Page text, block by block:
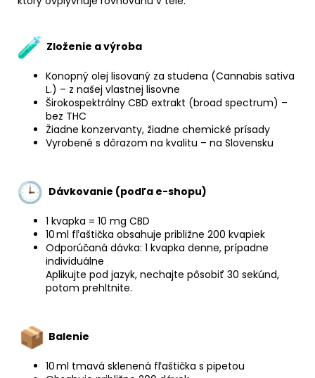
Zloženie a výroba
Konopný olej lisovaný za studena (Cannabis sativa
L.) – z našej vlastnej lisovne
Širokospektrálny CBD extrakt (broad spectrum) –
bez THC
Žiadne konzervanty, žiadne chemické prísady
Vyrobené s dôrazom na kvalitu – na Slovensku
Dávkovanie (podľa e-shopu)
1 kvapka = 10 mg CBD
10 ml fľaštička obsahuje približne 200 kvapiek
Odporúčaná dávka: 1 kvapka denne, prípadne
individuálne
Aplikujte pod jazyk, nechajte pôsobiť 30 sekúnd,
potom prehltnite.
Balenie
10 ml tmavá sklenená fľaštička s pipetou